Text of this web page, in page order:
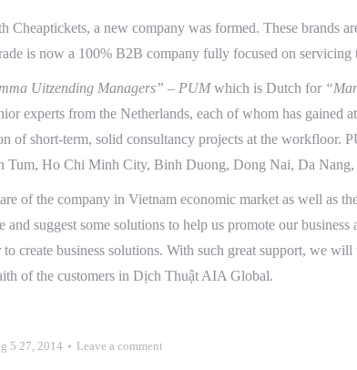
Cheaptickets, a new company was formed. These brands
is now a 100% B2B company fully focused on servicing
Uitzending Managers” – PUMwhich is Dutch for
experts from the Netherlands, each of whom has gained
of short-term, solid consultancy projects at the workfloor.
Tum, Ho Chi Minh City, Binh Duong, Dong Nai, Da
of the company in Vietnam economic market as well as
suggest some solutions to help us promote our
create business solutions. With such great support, we
of the customers in Dịch Thuật AIA Global.
5 27, 2014 Leave a comment